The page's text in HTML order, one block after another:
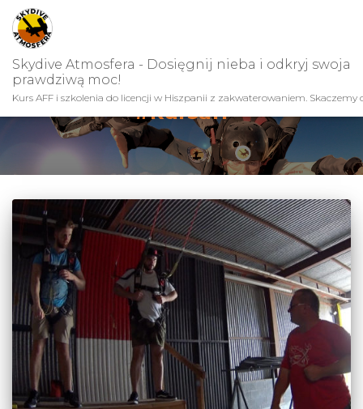
Skydive Atmosfera - Dosięgnij nieba i odkryj swoja
prawdziwą moc!
Kurs AFF i szkolenia do licencji w Hiszpanii z zakwaterowaniem. Skaczemy
#kursaff